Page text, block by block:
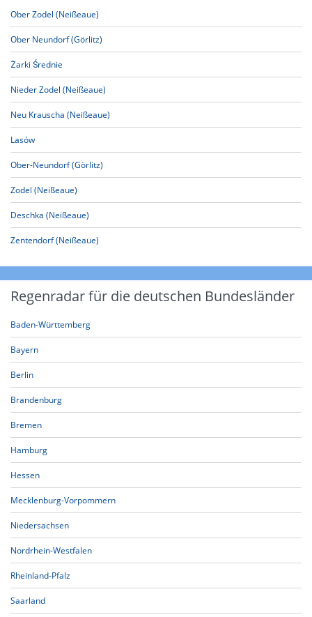
Ober Zodel (Neißeaue)
Ober Neundorf (Görlitz)
Żarki Średnie
Nieder Zodel (Neißeaue)
Neu Krauscha (Neißeaue)
Lasów
Ober-Neundorf (Görlitz)
Zodel (Neißeaue)
Deschka (Neißeaue)
Zentendorf (Neißeaue)
Regenradar für die deutschen Bundesländer
Baden-Württemberg
Bayern
Berlin
Brandenburg
Bremen
Hamburg
Hessen
Mecklenburg-Vorpommern
Niedersachsen
Nordrhein-Westfalen
Rheinland-Pfalz
Saarland